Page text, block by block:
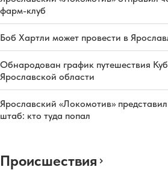
фарм-клуб
Боб Хартли может провести в
Обнародован график путешествия
Ярославской области
Ярославский «Локомотив»
штаб: кто туда попал
Происшествия